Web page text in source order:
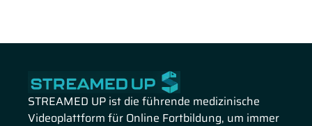
und zeigt die möglichen Effekte dieser Therapien auf
kardiovaskuläre Endpunkte bei Hochrisikopatienten.
STREAMED UP ist die führende medizinische
Videoplattform für Online Fortbildung, um immer